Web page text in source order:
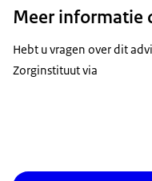
Meer informatie
Hebt u vragen over dit
Zorginstituut via